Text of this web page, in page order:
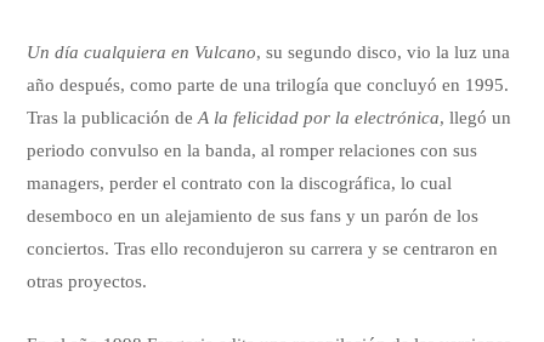
Un día cualquiera en Vulcano, su segundo disco, vio la luz una
año después, como parte de una trilogía que concluyó en 1995.
Tras la publicación deA la felicidad por la electrónica, llegó un
periodo convulso en la banda, al romper relaciones con sus
managers, perder el contrato con la discográfica, lo cual
desemboco en un alejamiento de sus fans y un parón de los
conciertos. Tras ello recondujeron su carrera y se centraron en
otras proyectos.